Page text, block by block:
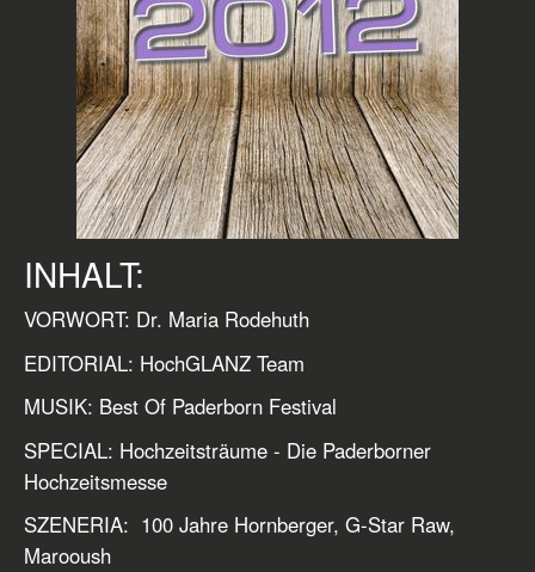
INHALT:
VORWORT: Dr. Maria Rodehuth
EDITORIAL: HochGLANZ Team
MUSIK: Best Of Paderborn Festival
SPECIAL: Hochzeitsträume - Die Paderborner
Hochzeitsmesse
SZENERIA: 100 Jahre Hornberger, G-Star Raw,
Marooush